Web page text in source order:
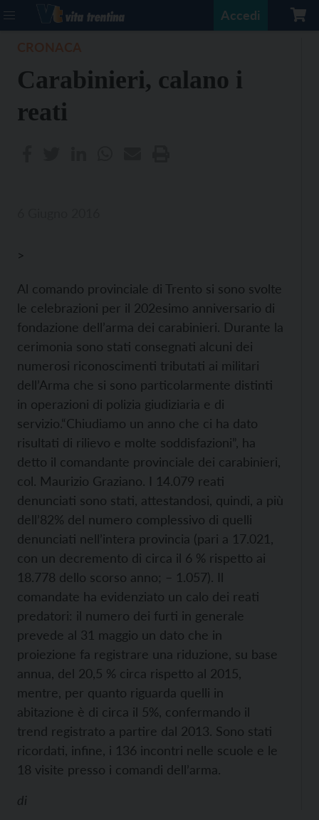
Accedi
Carabinieri, calano i
reati
>
Al comando provinciale di Trento si sono svolte
le celebrazioni per il 202esimo anniversario di
fondazione dell’arma dei carabinieri. Durante la
cerimonia sono stati consegnati alcuni dei
numerosi riconoscimenti tributati ai militari
dell’Arma che si sono particolarmente distinti
in operazioni di polizia giudiziaria e di
servizio.“Chiudiamo un anno che ci ha dato
risultati di rilievo e molte soddisfazioni”, ha
detto il comandante provinciale dei carabinieri,
col. Maurizio Graziano. I 14.079 reati
denunciati sono stati, attestandosi, quindi, a più
dell’82% del numero complessivo di quelli
denunciati nell’intera provincia (pari a 17.021,
con un decremento di circa il 6 % rispetto ai
18.778 dello scorso anno; – 1.057). Il
comandate ha evidenziato un calo dei reati
predatori: il numero dei furti in generale
prevede al 31 maggio un dato che in
proiezione fa registrare una riduzione, su base
annua, del 20,5 % circa rispetto al 2015,
mentre, per quanto riguarda quelli in
abitazione è di circa il 5%, confermando il
trend registrato a partire dal 2013. Sono stati
ricordati, infine, i 136 incontri nelle scuole e le
18 visite presso i comandi dell’arma.
di